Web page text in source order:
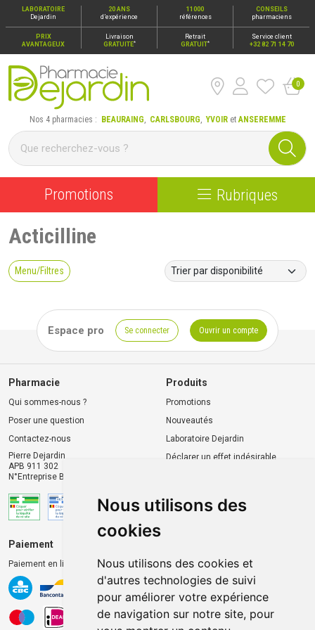
Nous utilisons des
cookies
Nous utilisons des cookies et
d'autres technologies de suivi
pour améliorer votre expérience
de navigation sur notre site, pour
LABORATOIRE
Dejardin
20 ANS
d’expérience
11000
références
CONSEILS
pharmaciens
PRIX
AVANTAGEUX
Livraison
GRATUITE*
Retrait
GRATUIT*
Service client
+32 82 71 14 70
Pharmacie Dejardin Nos 4 pharmacies : Beauraing,
0
Nos 4 pharmacies : BEAURAING, CARLSBOURG,YVOIRetANSEREMME
Promotions Rubriques
Acticilline
Menu/Filtres
Espace pro Se connecter Ouvrir un compte
Pharmacie
Qui sommes-nous ?
Poser une question
Contactez-nous
Pierre Dejardin
APB 911 302
N°Entreprise BE0446.901.764
Produits
Promotions
Nouveautés
Laboratoire Dejardin
Déclarer un effet indésirable
Paiement
Paiement en ligne 100% sécurisé
Livraison chez vous
Livraison dans un Point
d’enlèvement
Retrait dans la pharmacie